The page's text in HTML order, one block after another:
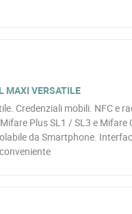
MAXI VERSATILE
Credenziali mobili. NFC e
Plus SL1 / SL3 e
da Smartphone.